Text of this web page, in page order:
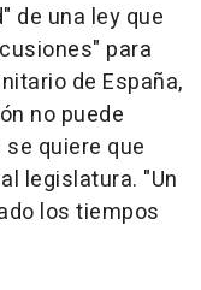
de una ley que
para
de España,
no puede
quiere que
legislatura. "Un
los tiempos